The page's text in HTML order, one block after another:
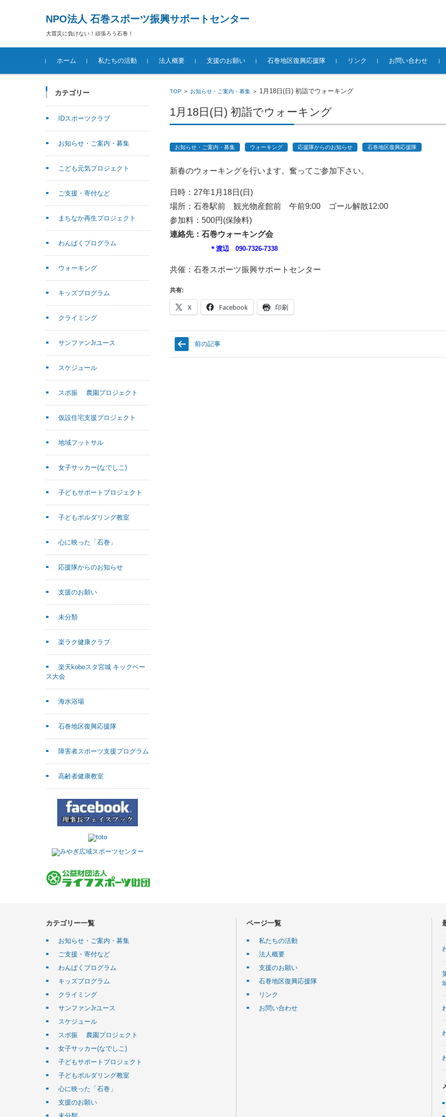
NPO法人 石巻スポーツ振興サポートセンター
大震災に負けない！頑張ろう石巻！
コンテンツに移動
ホーム
私たちの活動 法人概要 支援のお願い 石巻地区復興応援隊 リンク お問い合わせ
TOP> お知らせ・ご案内・募集> 1月18日(日) 初詣でウォーキング
1月18日(日) 初詣でウォーキング
お知らせ・ご案内・募集 ウォーキング 応援隊からのお知らせ 石巻地区復興応援隊
新春のウォーキングを行います。奮ってご参加下さい。
日時：27年1月18日(日)
場所：石巻駅前 観光物産館前 午前9:00 ゴール解散12:00
参加料：500円(保険料)
連絡先：石巻ウォーキング会
＊渡辺 090-7326-7338
共催：石巻スポーツ振興サポートセンター
共有:
X Facebook 印刷
前の記事
カテゴリー
IDスポーツクラブ
お知らせ・ご案内・募集
こども元気プロジェクト
ご支援・寄付など
まちなか再生プロジェクト
わんぱくプログラム
ウォーキング
キッズプログラム
クライミング
サンファンJrユース
スケジュール
スポ振 農園プロジェクト
仮設住宅支援プロジェクト
地域フットサル
女子サッカー(なでしこ)
子どもサポートプロジェクト
子どもボルダリング教室
心に映った「石巻」
応援隊からのお知らせ
支援のお願い
未分類
楽ラク健康クラブ
楽天koboスタ宮城 キックベー
ス大会
海水浴場
石巻地区復興応援隊
障害者スポーツ支援プログラム
高齢者健康教室
カテゴリー一覧
お知らせ・ご案内・募集
ご支援・寄付など
わんぱくプログラム
キッズプログラム
クライミング
サンファンJrユース
スケジュール
スポ振 農園プロジェクト
女子サッカー(なでしこ)
子どもサポートプロジェクト
子どもボルダリング教室
心に映った「石巻」
支援のお願い
ページ一覧
私たちの活動
法人概要
支援のお願い
石巻地区復興応援隊
リンク
お問い合わせ